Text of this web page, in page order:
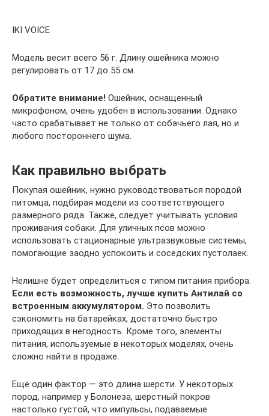
IKI VOICE
Модель весит всего 56 г. Длину ошейника можно
регулировать от 17 до 55 см.
Обратите внимание! Ошейник, оснащенный
микрофоном, очень удобен в использовании. Однако
часто срабатывает не только от собачьего лая, но и
любого постороннего шума.
Как правильно выбрать
Покупая ошейник, нужно руководствоваться породой
питомца, подбирая модели из соответствующего
размерного ряда. Также, следует учитывать условия
проживания собаки. Для уличных псов можно
использовать стационарные ультразвуковые системы,
помогающие заодно успокоить и соседских пустолаек.
Нелишне будет определиться с типом питания прибора.
Если есть возможность, лучше купить Антилай со
встроенным аккумулятором. Это позволить
сэкономить на батарейках, достаточно быстро
приходящих в негодность. Кроме того, элементы
питания, используемые в некоторых моделях, очень
сложно найти в продаже.
Еще один фактор — это длина шерсти. У некоторых
пород, например у Болонеза, шерстный покров
настолько густой, что импульсы, подаваемые